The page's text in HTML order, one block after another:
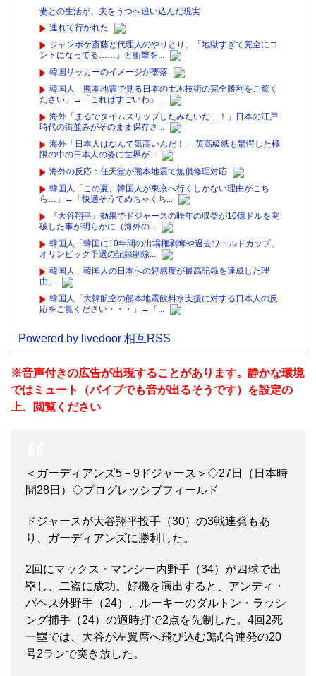
妻との生活が、夫をうつへ追い込んだ現実
連れて行かれた
ジャンポケ斎藤と代理人のやりとり、「地獄すぎて完全にコ
ントになってる……」と衝撃を...
韓国サッカーのイメージが墜落
韓国人「熊本地震で見る日本の土木技術の完全勝利をご覧く
ださい」→「これはすごいわ」...
海外「まるでタイムスリップしたみたいだ…！」日本の江戸
時代の街並みがそのまま保存さ...
海外「日本人はなんて気高いんだ！」 英高級紙も驚愕した極
限の中の日本人の姿に世界が...
海外の反応：任天堂が熊本地震で無償修理対応
韓国人「この夏、韓国人が東京へ行くしかない理由がこち
ら…」→「快適そうでめちゃくち...
『大谷翔平』効果でドジャースの昨年の収益が10億ドルを突
破した事が明らかに（海外の...
韓国人「韓国に10年間の出場権剥奪や過去ワールドカップ、
オリンピック予選の記録削除...
韓国人「韓国人の日本への好感度が最高記録を達成した理
由」
韓国人「大韓航空の熊本地震飲料水支援に対する日本人の反
応をご覧ください・・・」→「...
Powered by livedoor 相互RSS
※音声付きの広告が出現することがあります。静かな環境
ではミュート（バイブでも音が出るそうです）を設定の
上、閲覧ください
＜ガーディアンズ5－9ドジャース＞◇27日（日本時
間28日）◇プログレッシブフィールド
ドジャースが大谷翔平投手（30）の3戦連発もあ
り、ガーディアンズに勝利した。
2回にマックス・マンシー内野手（34）が四球で出
塁し、二盗に成功。好機を演出すると、アンディ・
パヘス外野手（24）、ルーキーのダルトン・ラッシ
ング捕手（24）の適時打で2点を先制した。4回2死
一塁では、大谷が左翼席へ飛び込む3試合連発の20
号2ランで突き放した。